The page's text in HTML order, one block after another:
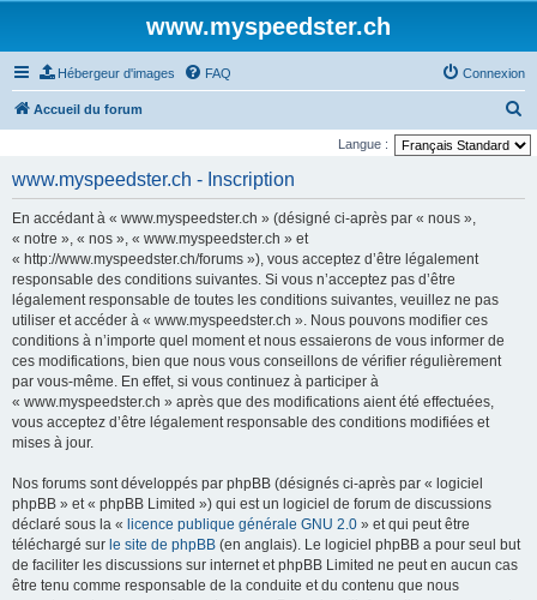
www.myspeedster.ch
Hébergeur d'images FAQ Connexion
Accueil du forum
e
Langue :
www.myspeedster.ch - Inscription
En accédant à « www.myspeedster.ch » (désigné ci-après par « nous »,
« notre », « nos », « www.myspeedster.ch » et
« http://www.myspeedster.ch/forums »), vous acceptez d’être légalement
responsable des conditions suivantes. Si vous n’acceptez pas d’être
légalement responsable de toutes les conditions suivantes, veuillez ne pas
utiliser et accéder à « www.myspeedster.ch ». Nous pouvons modifier ces
conditions à n’importe quel moment et nous essaierons de vous informer de
ces modifications, bien que nous vous conseillons de vérifier régulièrement
par vous-même. En effet, si vous continuez à participer à
« www.myspeedster.ch » après que des modifications aient été effectuées,
vous acceptez d’être légalement responsable des conditions modifiées et
mises à jour.
Nos forums sont développés par phpBB (désignés ci-après par « logiciel
phpBB » et « phpBB Limited ») qui est un logiciel de forum de discussions
déclaré sous la « licence publique générale GNU 2.0 » et qui peut être
téléchargé sur le site de phpBB (en anglais). Le logiciel phpBB a pour seul but
de faciliter les discussions sur internet et phpBB Limited ne peut en aucun cas
être tenu comme responsable de la conduite et du contenu que nous